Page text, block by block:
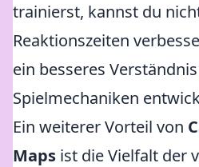
trainierst, kannst du
Reaktionszeiten
ein besseres
Spielmechaniken
Ein weiterer Vorteil von
Maps ist die Vielfalt der